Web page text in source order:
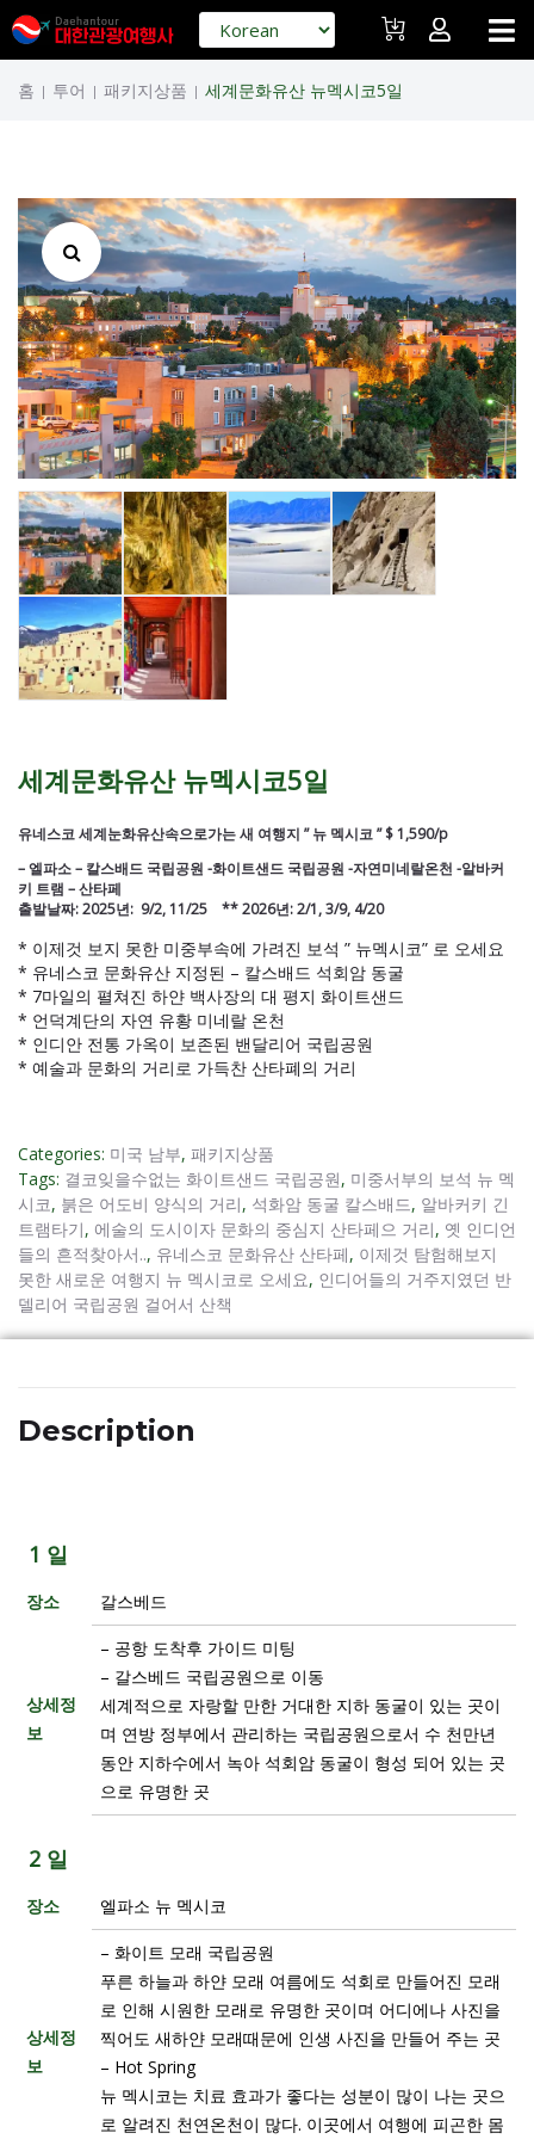
홈 | 투어 | 패키지상품 | 세계문화유산 뉴멕시코5일
세계문화유산 뉴멕시코5일
유네스코 세계눈화유산속으로가는 새 여행지 ” 뉴 멕시코 ” $ 1,590/p
– 엘파소 – 칼스배드 국립공원 -화이트샌드 국립공원 -자연미네랄온천 -알바커
키 트램 – 산타페
출발날짜:2025년: 9/2, 11/25 ** 2026년: 2/1, 3/9, 4/20
* 이제것 보지 못한 미중부속에 가려진 보석 ” 뉴멕시코” 로 오세요
* 유네스코 문화유산 지정된 – 칼스배드 석회암 동굴
* 7마일의 펼쳐진 하얀 백사장의 대 평지 화이트샌드
* 언덕계단의 자연 유황 미네랄 온천
* 인디안 전통 가옥이 보존된 밴달리어 국립공원
* 예술과 문화의 거리로 가득찬 산타폐의 거리
Categories: 미국 남부, 패키지상품
Tags: 결코잊을수없는 화이트샌드 국립공원, 미중서부의 보석 뉴 멕
시코, 붉은 어도비 양식의 거리, 석화암 동굴 칼스배드, 알바커키 긴
트램타기, 에술의 도시이자 문화의 중심지 산타페으 거리, 옛 인디언
들의 흔적찾아서.., 유네스코 문화유산 산타페, 이제것 탐험해보지
못한 새로운 여행지 뉴 멕시코로 오세요, 인디어들의 거주지였던 반
델리어 국립공원 걸어서 산책
Description
1 일
장소 갈스베드
상세정
보
– 공항 도착후 가이드 미팅
– 갈스베드 국립공원으로 이동
세계적으로 자랑할 만한 거대한 지하 동굴이 있는 곳이
며 연방 정부에서 관리하는 국립공원으로서 수 천만년
동안 지하수에서 녹아 석회암 동굴이 형성 되어 있는 곳
으로 유명한 곳
2 일
장소 엘파소 뉴 멕시코
상세정
보
– 화이트 모래 국립공원
푸른 하늘과 하얀 모래 여름에도 석회로 만들어진 모래
로 인해 시원한 모래로 유명한 곳이며 어디에나 사진을
찍어도 새하얀 모래때문에 인생 사진을 만들어 주는 곳
– Hot Spring
뉴 멕시코는 치료 효과가 좋다는 성분이 많이 나는 곳으
로 알려진 천연온천이 많다. 이곳에서 여행에 피곤한 몸